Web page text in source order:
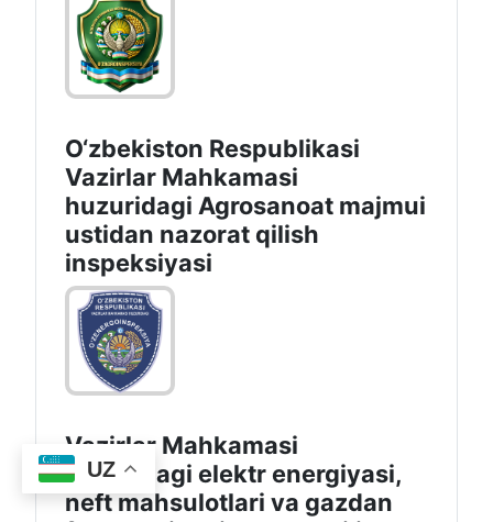
UZ
O‘zbekiston Respublikasi
Vazirlar Mahkamasi
huzuridagi Agrosanoat majmui
ustidan nazorat qilish
inspeksiyasi
Vazirlar Mahkamasi
huzuridagi elektr energiyasi,
neft mahsulotlari va gazdan